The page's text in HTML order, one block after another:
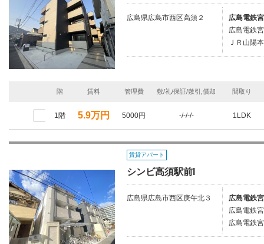
広島県広島市西区高須２
広島電鉄
広島電鉄
ＪＲ山陽
階 賃料 管理費 敷/礼/保証/敷引,償却 間取り
1階 5.9万円 5000円 -/-/-/- 1LDK
賃貸アパート
シンビ高須駅前I
広島県広島市西区庚午北３
広島電鉄
広島電鉄
広島電鉄